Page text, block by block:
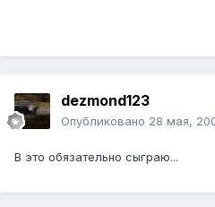
dezmond123
Опубликовано 28 мая,
В это обязательно сыграю...